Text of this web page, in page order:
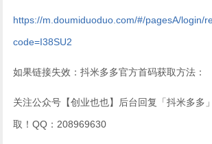
https://m.doumiduoduo.com/#/pagesA/login/
code=I38SU2
如果链接失效：抖米多多官方首码获取方法：
关注公众号【创业也也】后台回复「抖米多多
取！QQ：208969630